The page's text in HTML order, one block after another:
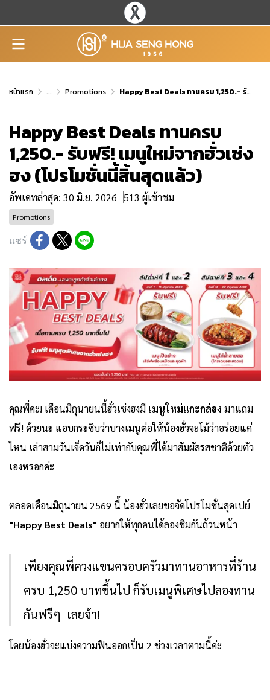
หน้าแรก ... Promotions Happy Best Deals ทานครบ 1,250.- รับฟรี! เมนูใหม่จากฮั่วเซ่งฮง (โปรโมชั่นนี้สิ้นสุดแล้ว)
Happy Best Deals ทานครบ
1,250.- รับฟรี! เมนูใหม่จากฮั่วเซ่ง
ฮง (โปรโมชั่นนี้สิ้นสุดแล้ว)
อัพเดทล่าสุด: 30 มิ.ย. 2026 513 ผู้เข้าชม
Promotions
แชร์
คุณพี่คะ! เดือนมิถุนายนนี้ฮั่วเซ่งฮงมี เมนูใหม่แกะกล่อง มาแถม
ฟรี! ด้วยนะ แอบกระซิบว่าบางเมนูต่อให้น้องฮั่วจะโม้ว่าอร่อยแค่
ไหน เล่าสามวันเจ็ดวันก็ไม่เท่ากับคุณพี่ได้มาสัมผัสรสชาติด้วยตัว
เองหรอกค่ะ
ตลอดเดือนมิถุนายน 2569 นี้ น้องฮั่วเลยขอจัดโปรโมชั่นสุดเปย์
"Happy Best Deals" อยากให้ทุกคนได้ลองชิมกันถ้วนหน้า
เพียงคุณพี่ควงแขนครอบครัวมาทานอาหารที่ร้าน
ครบ 1,250 บาทขึ้นไป ก็รับเมนูพิเศษไปลองทาน
กันฟรีๆ เลยจ้า!
โดยน้องฮั่วจะแบ่งความฟินออกเป็น 2 ช่วงเวลาตามนี้ค่ะ